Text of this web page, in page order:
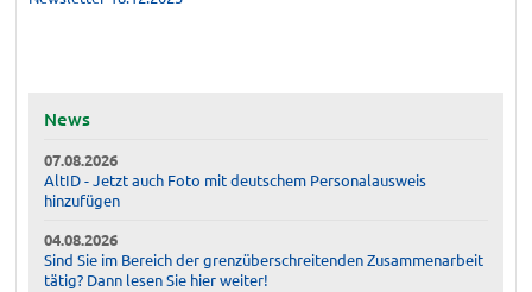
News
07.08.2026
AltID - Jetzt auch Foto mit deutschem Personalausweis
hinzufügen
04.08.2026
Sind Sie im Bereich der grenzüberschreitenden Zusammenarbeit
tätig? Dann lesen Sie hier weiter!